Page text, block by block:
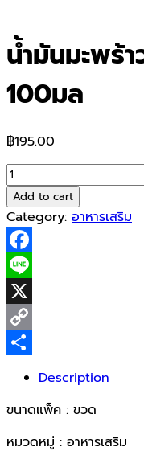
น้ำมันมะพร้
100มล
฿195.00
น้ำมัน
มะพร้าว
สกัด
เย็น100%
100มล
quantity
Add to cart
Category: อาหารเสริม
Facebook
Line
X
Copy
ShareDescription
ขนาดแพ็ค : ขวด
หมวดหมู่ : อาหารเสริม